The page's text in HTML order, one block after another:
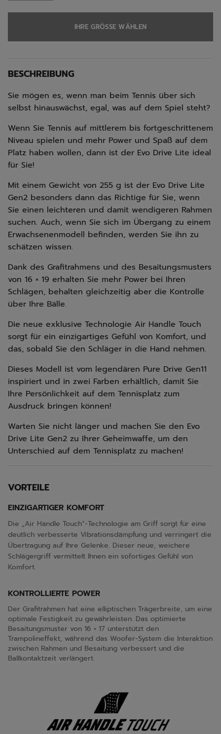
IHRE GRÖSSE WÄHLEN
BESCHREIBUNG
Sie mögen es, wenn man beim Tennis über sich
selbst hinauswächst, egal, was auf dem Spiel steht?
Wenn Sie Tennis auf mittlerem bis fortgeschrittenem
Niveau spielen und mehr Power und Spaß auf dem
Platz haben wollen, dann ist der Evo Drive Lite ideal
für Sie!
Mit einem Gewicht von 255 g ist der Evo Drive Lite
Gen2 besonders dann das Richtige für Sie, wenn
Sie einen leichteren und damit wendigeren Rahmen
suchen. Auch, wenn Sie sich im Übergang zu einem
Erwachsenenmodell befinden, werden Sie ihn zu
schätzen wissen.
Dank des Grafitrahmens und des Besaitungsmusters
von 16 × 19 erhalten Sie mehr Power bei Ihren
Schlägen, behalten gleichzeitig aber die Kontrolle
über Ihre Bälle.
Die neue exklusive Technologie Air Handle Touch
sorgt für ein einzigartiges Gefühl von Komfort, und
das, sobald Sie den Schläger in die Hand nehmen.
Dieses Modell ist vom legendären Pure Drive Gen11
inspiriert und in zwei Farben erhältlich, damit Sie
Ihre Persönlichkeit auf dem Tennisplatz zum
Ausdruck bringen können!
Warten Sie nicht länger und machen Sie den Evo
Drive Lite Gen2 zu Ihrer Geheimwaffe, um den
Unterschied auf dem Tennisplatz zu machen!
VORTEILE
EINZIGARTIGER KOMFORT
Die „Air Handle Touch“-Technologie am Griff sorgt für eine
deutlich verbesserte Vibrationsdämpfung und verringert die
Übertragung auf Ihre Gelenke. Dieser neue, weichere
Schlägergriff vermittelt Ihnen ein sofortiges Gefühl von
Komfort.
KONTROLLIERTE POWER
Der Grafitrahmen hat eine elliptischen Trägerbreite, um eine
optimale Festigkeit zu gewährleisten. Das optimierte
Besaitungsmuster von 16 × 17 unterstützt den
Trampolineffekt, während das Woofer-System die Interaktion
zwischen Rahmen und Besaitung verbessert und die
Ballkontaktzeit verlängert.